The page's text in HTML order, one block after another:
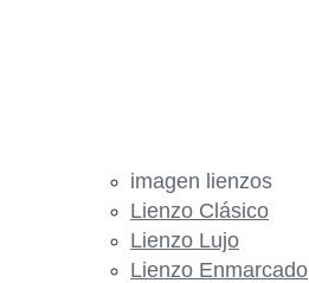
imagen lienzos
Lienzo Clásico
Lienzo Lujo
Lienzo Enmarcado